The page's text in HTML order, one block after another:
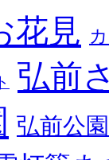
花見
弘前
弘前公